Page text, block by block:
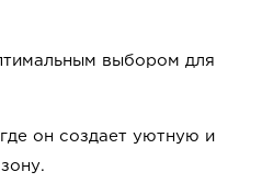
выбором для
он создает уютную и